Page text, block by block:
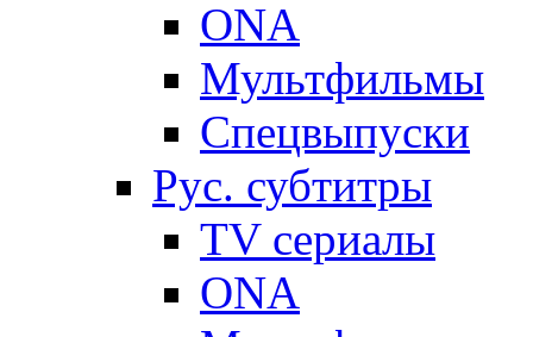
ONA
Мультфильмы
Спецвыпуски
Рус. субтитры
TV сериалы
ONA